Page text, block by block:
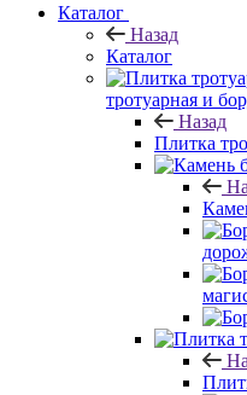
Каталог
Назад
Каталог
тротуарная и
Назад
Плитка